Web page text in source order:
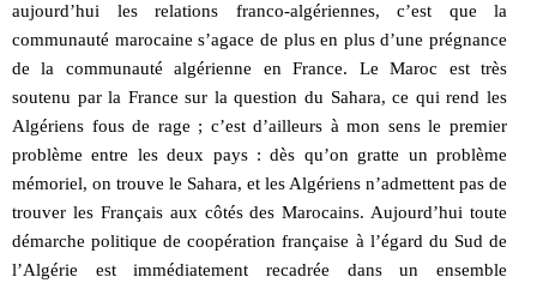
aujourd’hui les relations franco-algériennes, c’est que la
communauté marocaine s’agace de plus en plus d’une prégnance
de la communauté algérienne en France. Le Maroc est très
soutenu par la France sur la question du Sahara, ce qui rend les
Algériens fous de rage ; c’est d’ailleurs à mon sens le premier
problème entre les deux pays : dès qu’on gratte un problème
mémoriel, on trouve le Sahara, et les Algériens n’admettent pas de
trouver les Français aux côtés des Marocains. Aujourd’hui toute
démarche politique de coopération française à l’égard du Sud de
l’Algérie est immédiatement recadrée dans un ensemble